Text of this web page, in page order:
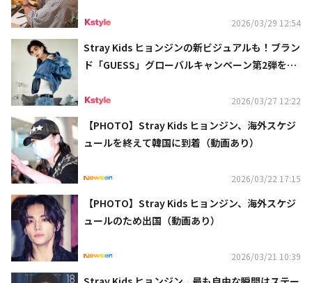
2026/03/29 12:54
Stray Kids ヒョンジンの新ビジュアルも！ブラン
ド「GUESS」グローバルキャンペーン第2弾を発
2026/03/27 12:22
【PHOTO】Stray Kids ヒョンジン、海外スケジ
ュールを終えて韓国に到着（動画あり）
2026/03/22 17:15
【PHOTO】Stray Kids ヒョンジン、海外スケジ
ュールのため出国（動画あり）
2026/03/21 10:39